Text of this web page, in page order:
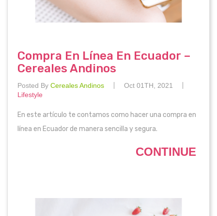
Compra En Línea En Ecuador –
Cereales Andinos
Posted By Cereales Andinos
Oct 01TH, 2021
Lifestyle
En este artículo te contamos como hacer una compra en
línea en Ecuador de manera sencilla y segura.
CONTINUE